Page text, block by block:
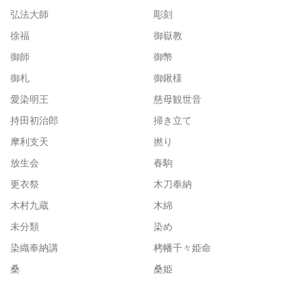
弘法大師
彫刻
徐福
御嶽教
御師
御幣
御札
御鍬様
愛染明王
慈母観世音
持田初治郎
掃き立て
摩利支天
撚り
放生会
春駒
更衣祭
木刀奉納
木村九蔵
木綿
未分類
染め
染織奉納講
栲幡千々姫命
桑
桑姫